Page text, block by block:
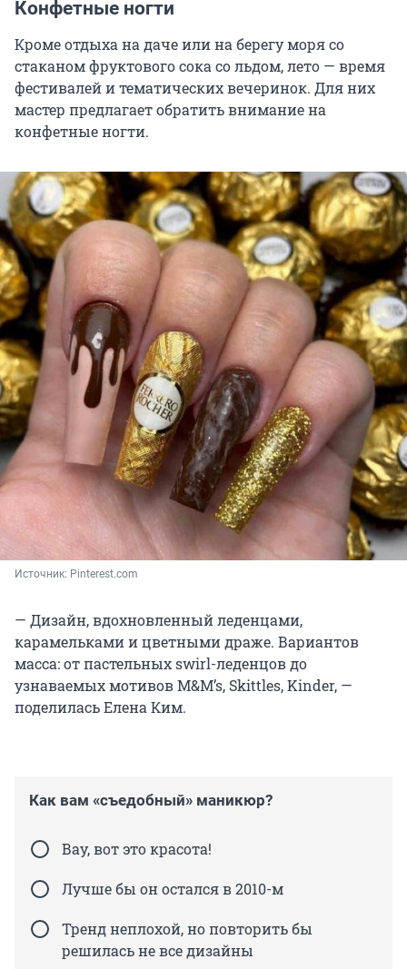
Конфетные ногти
Кроме отдыха на даче или на берегу моря со
стаканом фруктового сока со льдом, лето — время
фестивалей и тематических вечеринок. Для них
мастер предлагает обратить внимание на
конфетные ногти.
Источник: Pinterest.com
— Дизайн, вдохновленный леденцами,
карамельками и цветными драже. Вариантов
масса: от пастельных swirl-леденцов до
узнаваемых мотивов M&M’s, Skittles, Kinder, —
поделилась Елена Ким.
Как вам «съедобный» маникюр?
Вау, вот это красота!
Лучше бы он остался в 2010-м
Тренд неплохой, но повторить бы
решилась не все дизайны